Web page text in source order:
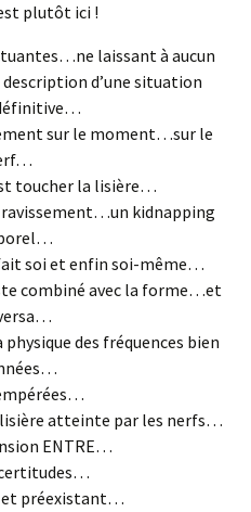
plutôt ici !
laissant à aucun
d’une situation
sur le moment…sur le
toucher la lisière…
kidnapping
soi et enfin soi-même…
combiné avec la forme…et
des fréquences bien
atteinte par les nerfs…
ENTRE…
préexistant…